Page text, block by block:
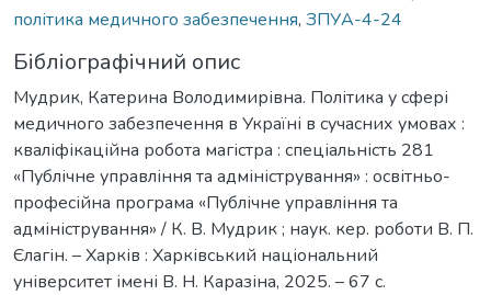
політика медичного забезпечення, ЗПУА-4-24
Бібліографічний опис
Мудрик, Катерина Володимирівна. Політика у сфері
медичного забезпечення в Україні в сучасних умовах :
кваліфікаційна робота магістра : спеціальність 281
«Публічне управління та адміністрування» : освітньо-
професійна програма «Публічне управління та
адміністрування» / К. В. Мудрик ; наук. кер. роботи В. П.
Єлагін. – Харків : Харківський національний
університет імені В. Н. Каразіна, 2025. – 67 с.